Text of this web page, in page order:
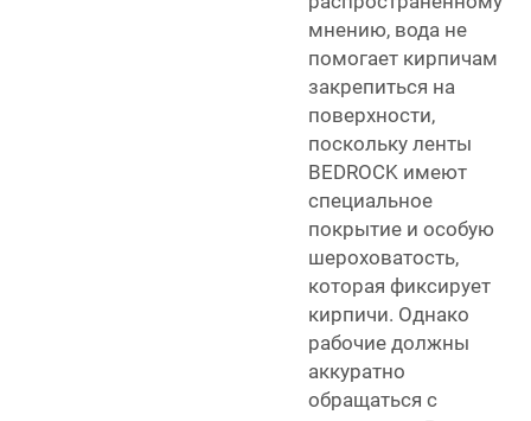
мнению, вода не
помогает кирпичам
закрепиться на
поверхности,
поскольку ленты
BEDROCK имеют
специальное
покрытие и особую
шероховатость,
которая фиксирует
кирпичи. Однако
рабочие должны
аккуратно
обращаться с